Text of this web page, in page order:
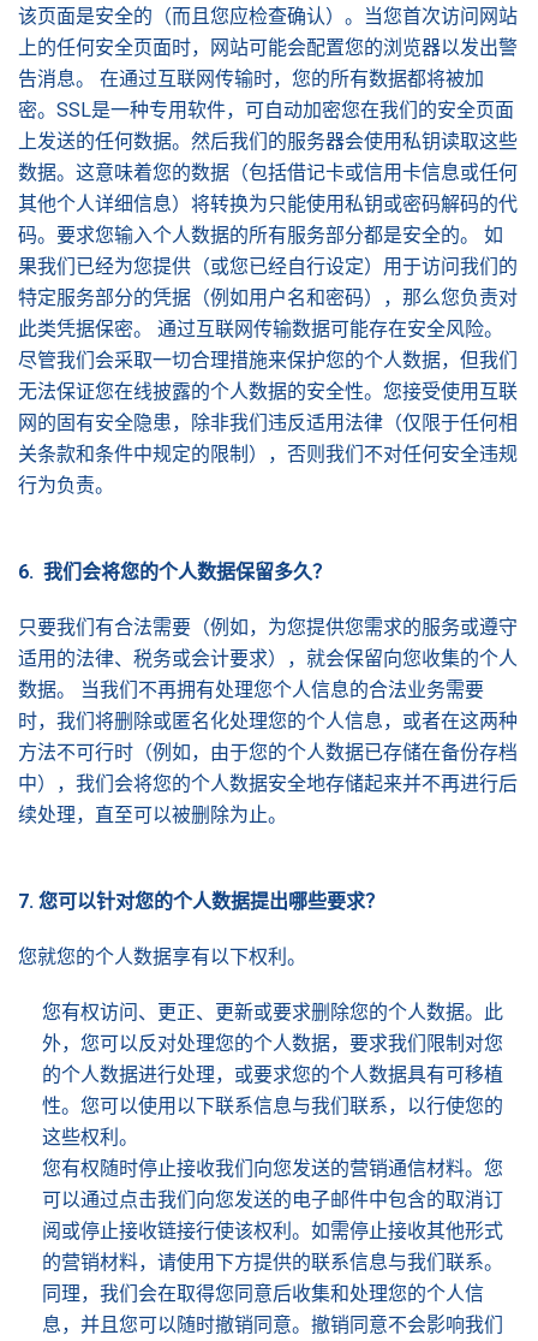
该页面是安全的（而且您应检查确认）。当您首次访问网站
上的任何安全页面时，网站可能会配置您的浏览器以发出警
告消息。 在通过互联网传输时，您的所有数据都将被加
密。SSL是一种专用软件，可自动加密您在我们的安全页面
上发送的任何数据。然后我们的服务器会使用私钥读取这些
数据。这意味着您的数据（包括借记卡或信用卡信息或任何
其他个人详细信息）将转换为只能使用私钥或密码解码的代
码。要求您输入个人数据的所有服务部分都是安全的。 如
果我们已经为您提供（或您已经自行设定）用于访问我们的
特定服务部分的凭据（例如用户名和密码），那么您负责对
此类凭据保密。 通过互联网传输数据可能存在安全风险。
尽管我们会采取一切合理措施来保护您的个人数据，但我们
无法保证您在线披露的个人数据的安全性。您接受使用互联
网的固有安全隐患，除非我们违反适用法律（仅限于任何相
关条款和条件中规定的限制），否则我们不对任何安全违规
行为负责。
6. 我们会将您的个人数据保留多久？
只要我们有合法需要（例如，为您提供您需求的服务或遵守
适用的法律、税务或会计要求），就会保留向您收集的个人
数据。 当我们不再拥有处理您个人信息的合法业务需要
时，我们将删除或匿名化处理您的个人信息，或者在这两种
方法不可行时（例如，由于您的个人数据已存储在备份存档
中），我们会将您的个人数据安全地存储起来并不再进行后
续处理，直至可以被删除为止。
7. 您可以针对您的个人数据提出哪些要求？
您就您的个人数据享有以下权利。
您有权访问、更正、更新或要求删除您的个人数据。此
外，您可以反对处理您的个人数据，要求我们限制对您
的个人数据进行处理，或要求您的个人数据具有可移植
性。您可以使用以下联系信息与我们联系，以行使您的
这些权利。
您有权随时停止接收我们向您发送的营销通信材料。您
可以通过点击我们向您发送的电子邮件中包含的取消订
阅或停止接收链接行使该权利。如需停止接收其他形式
的营销材料，请使用下方提供的联系信息与我们联系。
同理，我们会在取得您同意后收集和处理您的个人信
息，并且您可以随时撤销同意。撤销同意不会影响我们